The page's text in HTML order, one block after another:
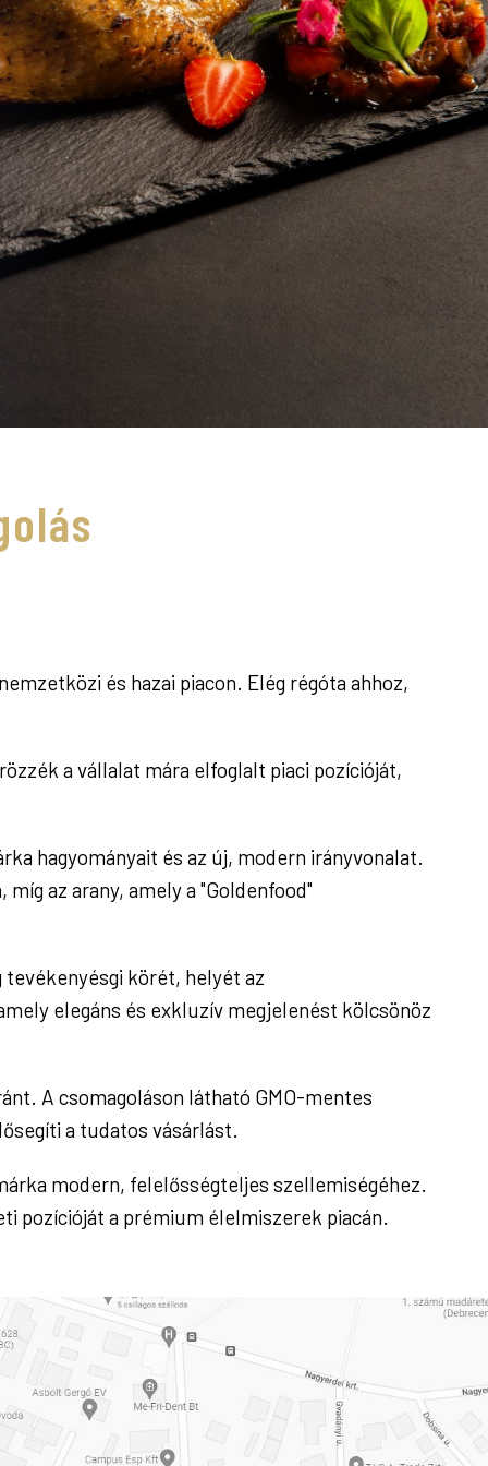
és hazai piacon. Elég régóta ahhoz,
a vállalat mára elfoglalt piaci pozícióját,
hagyományait és az új, modern irányvonalat.
az arany, amely a "Goldenfood"
tevékenyésgi körét, helyét az
elegáns és exkluzív megjelenést kölcsönöz
A csomagoláson látható GMO-mentes
a tudatos vásárlást.
modern, felelősségteljes szellemiségéhez.
pozícióját a prémium élelmiszerek piacán.